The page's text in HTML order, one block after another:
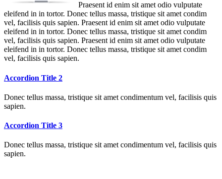
Praesent id enim sit amet odio vulputate
eleifend in in tortor. Donec tellus massa, tristique sit amet condim
vel, facilisis quis sapien. Praesent id enim sit amet odio vulputate
eleifend in in tortor. Donec tellus massa, tristique sit amet condim
vel, facilisis quis sapien. Praesent id enim sit amet odio vulputate
eleifend in in tortor. Donec tellus massa, tristique sit amet condim
vel, facilisis quis sapien.
Accordion Title 2
Donec tellus massa, tristique sit amet condimentum vel, facilisis quis
sapien.
Accordion Title 3
Donec tellus massa, tristique sit amet condimentum vel, facilisis quis
sapien.